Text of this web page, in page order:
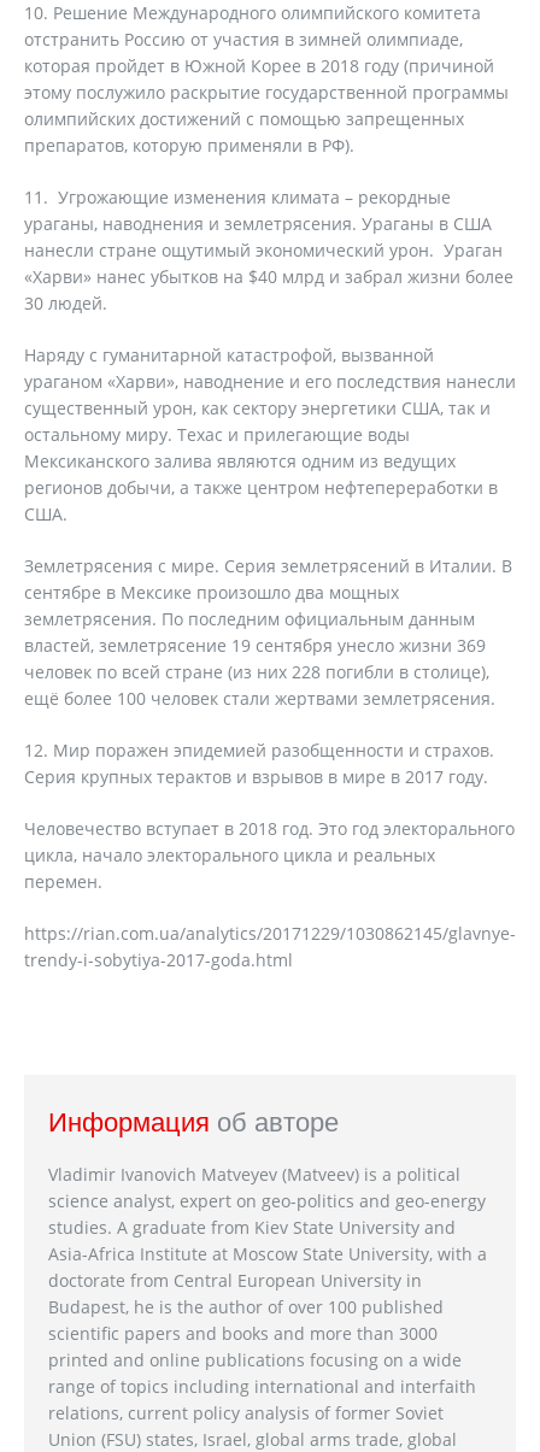
10. Решение Международного олимпийского комитета
отстранить Россию от участия в зимней олимпиаде,
которая пройдет в Южной Корее в 2018 году (причиной
этому послужило раскрытие государственной программы
олимпийских достижений с помощью запрещенных
препаратов, которую применяли в РФ).
11. Угрожающие изменения климата – рекордные
ураганы, наводнения и землетрясения. Ураганы в США
нанесли стране ощутимый экономический урон. Ураган
«Харви» нанес убытков на $40 млрд и забрал жизни более
30 людей.
Наряду с гуманитарной катастрофой, вызванной
ураганом «Харви», наводнение и его последствия нанесли
существенный урон, как сектору энергетики США, так и
остальному миру. Техас и прилегающие воды
Мексиканского залива являются одним из ведущих
регионов добычи, а также центром нефтепереработки в
США.
Землетрясения с мире. Серия землетрясений в Италии. В
сентябре в Мексике произошло два мощных
землетрясения. По последним официальным данным
властей, землетрясение 19 сентября унесло жизни 369
человек по всей стране (из них 228 погибли в столице),
ещё более 100 человек стали жертвами землетрясения.
12. Мир поражен эпидемией разобщенности и страхов.
Серия крупных терактов и взрывов в мире в 2017 году.
Человечество вступает в 2018 год. Это год электорального
цикла, начало электорального цикла и реальных
перемен.
https://rian.com.ua/analytics/20171229/1030862145/glavnye-
trendy-i-sobytiya-2017-goda.html
Информация об авторе
Vladimir Ivanovich Matveyev (Matveev) is a political
science analyst, expert on geo-politics and geo-energy
studies. A graduate from Kiev State University and
Asia-Africa Institute at Moscow State University, with a
doctorate from Central European University in
Budapest, he is the author of over 100 published
scientific papers and books and more than 3000
printed and online publications focusing on a wide
range of topics including international and interfaith
relations, current policy analysis of former Soviet
Union (FSU) states, Israel, global arms trade, global